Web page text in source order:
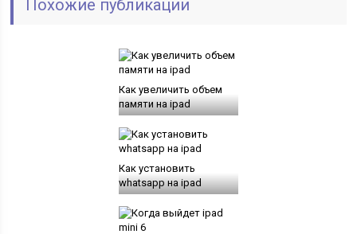
Похожие публикации
Как увеличить объем
памяти на ipad
Как установить
whatsapp на ipad